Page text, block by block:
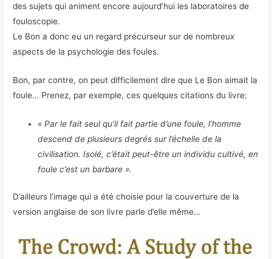
des sujets qui animent encore aujourd’hui les laboratoires de
fouloscopie.
Le Bon a donc eu un regard précurseur sur de nombreux
aspects de la psychologie des foules.
Bon, par contre, on peut difficilement dire que Le Bon aimait la
foule… Prenez, par exemple, ces quelques citations du livre:
« Par le fait seul qu’il fait partie d’une foule, l’homme
descend de plusieurs degrés sur l’échelle de la
civilisation. Isolé, c’était peut-être un individu cultivé, en
foule c’est un barbare ».
D’ailleurs l’image qui a été choisie pour la couverture de la
version anglaise de son livre parle d’elle même…